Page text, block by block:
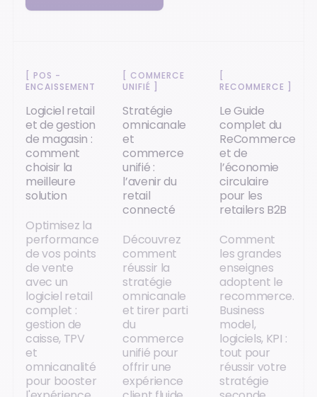
POS -
ENCAISSEMENT
Logiciel retail
et de gestion
de magasin :
comment
choisir la
meilleure
solution
Optimisez la
performance
de vos points
de vente
avec un
logiciel retail
complet :
gestion de
caisse, TPV
et
omnicanalité
pour booster
COMMERCE
UNIFIÉ
Stratégie
omnicanale
et
commerce
unifié :
l’avenir du
retail
connecté
Découvrez
comment
réussir la
stratégie
omnicanale
et tirer parti
du
commerce
unifié pour
offrir une
expérience
RECOMMERCE
Le Guide
complet du
ReCommerce
et de
l’économie
circulaire
pour les
retailers B2B
Comment
les grandes
enseignes
adoptent le
recommerce.
Business
model,
logiciels, KPI :
tout pour
réussir votre
stratégie